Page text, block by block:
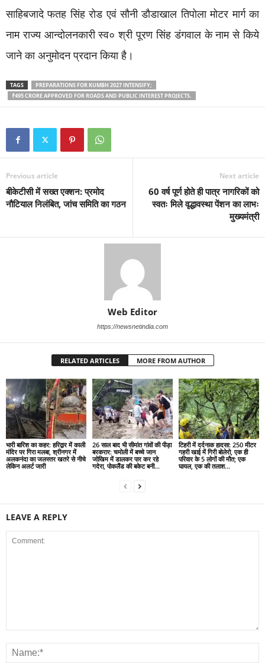
साहिबजादे फतह सिंह रोड एवं सौनी डौडाखाल तिपोला मोटर मार्ग का
नाम राज्य आन्दोलनकारी स्व० श्री पूरण सिंह डंगवाल के नाम से किये
जाने का अनुमोदन प्रदान किया है।
TAGS
PREPARATIONS FOR KUMBH 2027 INTENSIFY;
₹495 CRORE APPROVED FOR ROADS AND PUBLIC INTEREST PROJECTS.
Previous article
बीकेटीसी में सख्त एक्शन: प्रमोद
नौटियाल निलंबित, जांच समिति का गठन
Next article
60 वर्ष पूर्ण होते ही पात्र नागरिकों को
स्वतः मिले वृद्धावस्था पेंशन का लाभः
मुख्यमंत्री
Web Editor
https://newsnetindia.com
RELATED ARTICLES MORE FROM AUTHOR
भारी बारिश का कहर: हरिद्वार में काली
मंदिर पर गिरा मलबा, श्रीनगर में
अलकनंदा का जलस्तर खतरे से नीचे
लेकिन अलर्ट जारी
26 साल बाद भी सीमांत गांवों की पीड़ा
बरकरार: चमोली में बच्चे जान
जोखिम में डालकर पार कर रहे
गदेरा, पोकलैंड की बकेट बनी...
टिहरी में दर्दनाक हादसा: 250 मीटर
गहरी खाई में गिरी बोलेरो, एक ही
परिवार के 5 लोगों की मौत; एक
घायल, एक की तलाश...
LEAVE A REPLY